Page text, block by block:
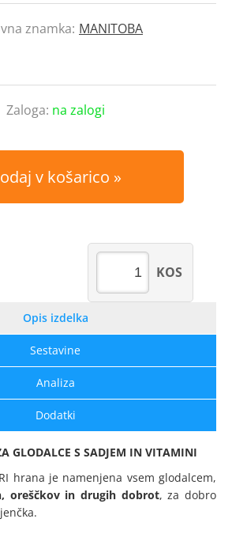
znamka: MANITOBA
Zaloga: na zalogi
v košarico
KOS
Opis izdelka
Sestavine
Analiza
Dodatki
GLODALCE S SADJEM IN VITAMINI
hrana je namenjena vsem glodalcem,
oreščkov in drugih dobrot, za dobro